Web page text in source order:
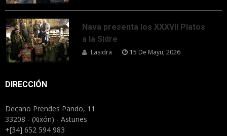
Nava presenta los XXXVII Platos
a la Sidre
Lasidra 15 De Mayu, 2026
DIRECCIÓN
Decano Prendes Pando, 11
33208 - (Xixón) - Asturies
+[34] 652 594 983